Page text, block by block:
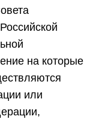
на которые
или